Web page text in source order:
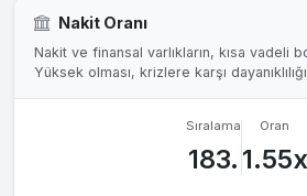
Nakit Oranı
Nakit ve finansal varlıkların, kısa vadeli
Yüksek olması, krizlere karşı
Sıralama
183.
Oran
1.55x